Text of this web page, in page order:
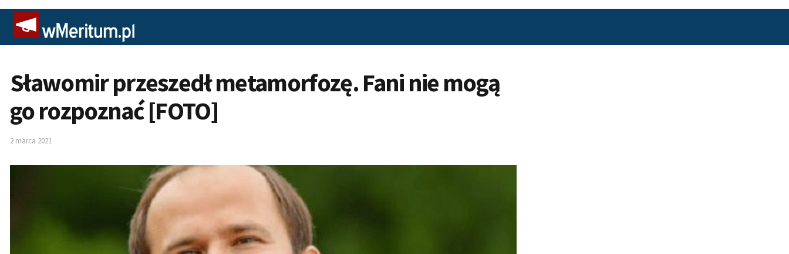
Sławomir przeszedł metamorfozę. Fani nie mogą
go rozpoznać [FOTO]
2 marca 2021